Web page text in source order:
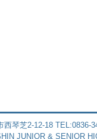
琴芝2-12-18 TEL:0836-
JUNIOR & SENIOR